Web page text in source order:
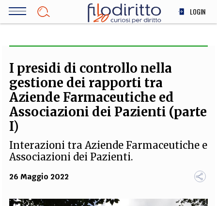
Salta
LOGIN
SOCIETÀ
MEDICINA
SCIENZA
STORIA E FILOSOFIA
FOTOGRAFI PARTNER COLLABORA CON NOI
I presidi di controllo nella
gestione dei rapporti tra
Aziende Farmaceutiche ed
Associazioni dei Pazienti (parte
I)
Interazioni tra Aziende Farmaceutiche e
Associazioni dei Pazienti.
26 Maggio 2022